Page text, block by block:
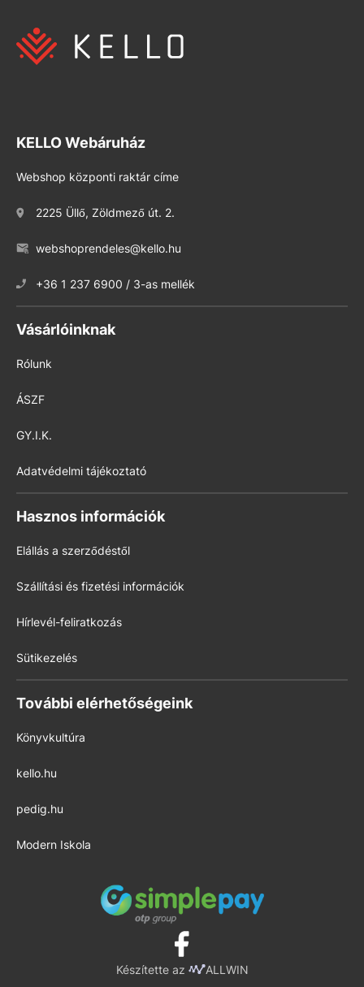
KELLO Webáruház
Webshop központi raktár címe
2225 Üllő, Zöldmező út. 2.
webshoprendeles@kello.hu
+36 1 237 6900 / 3-as mellék
Vásárlóinknak
Rólunk
ÁSZF
GY.I.K.
Adatvédelmi tájékoztató
Hasznos információk
Elállás a szerződéstől
Szállítási és fizetési információk
Hírlevél-feliratkozás
Sütikezelés
További elérhetőségeink
Könyvkultúra
kello.hu
pedig.hu
Modern Iskola
Készítette az ALLWIN